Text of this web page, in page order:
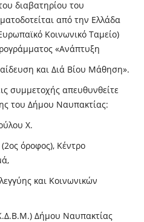
διαβατηρίου του
από την Ελλάδα
Κοινωνικό Ταμείο)
«Ανάπτυξη
και Διά Βίου Μάθηση».
συμμετοχής απευθυνθείτε
του Δήμου Ναυπακτίας:
Χ.
όροφος), Κέντρο
και Κοινωνικών
Δήμου Ναυπακτίας